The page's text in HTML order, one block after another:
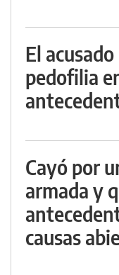
El
pedofilia
Cayó por
armada y
causas